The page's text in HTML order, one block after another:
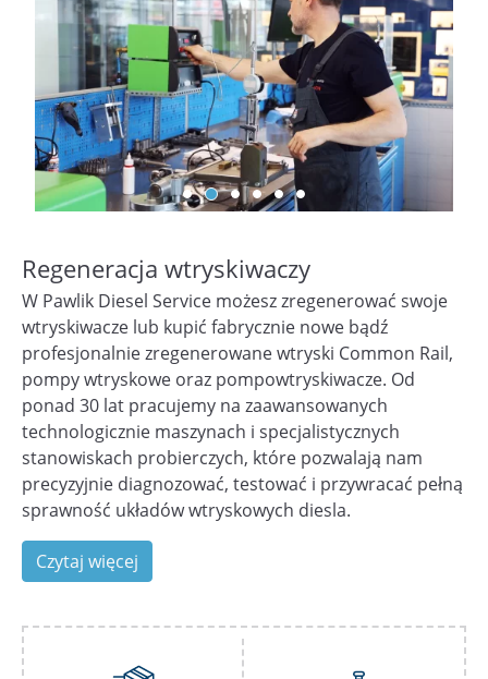
Regeneracja wtryskiwaczy
W Pawlik Diesel Service możesz zregenerować swoje
wtryskiwacze lub kupić fabrycznie nowe bądź
profesjonalnie zregenerowane wtryski Common Rail,
pompy wtryskowe oraz pompowtryskiwacze. Od
ponad 30 lat pracujemy na zaawansowanych
technologicznie maszynach i specjalistycznych
stanowiskach probierczych, które pozwalają nam
precyzyjnie diagnozować, testować i przywracać pełną
sprawność układów wtryskowych diesla.
Czytaj więcej